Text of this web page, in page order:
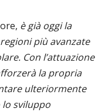
è già oggi la
più avanzate
Con l’attuazione
la propria
ulteriormente
sviluppo